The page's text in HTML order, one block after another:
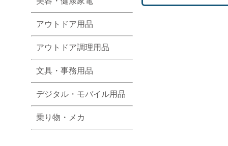
アウトドア用品
アウトドア調理用品
文具・事務用品
デジタル・モバイル用品
乗り物・メカ